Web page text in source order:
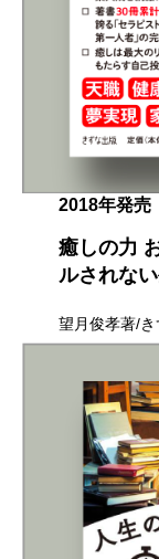
2018年発売
癒しの力
ルされな
望月俊孝著/き